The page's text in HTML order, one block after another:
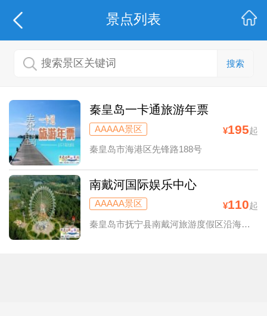
景点列表
搜索
秦皇岛一卡通旅游年票
AAAAA景区 ¥195起
秦皇岛市海港区先锋路188号
南戴河国际娱乐中心
AAAAA景区 ¥110起
秦皇岛市抚宁县南戴河旅游度假区沿海路999号